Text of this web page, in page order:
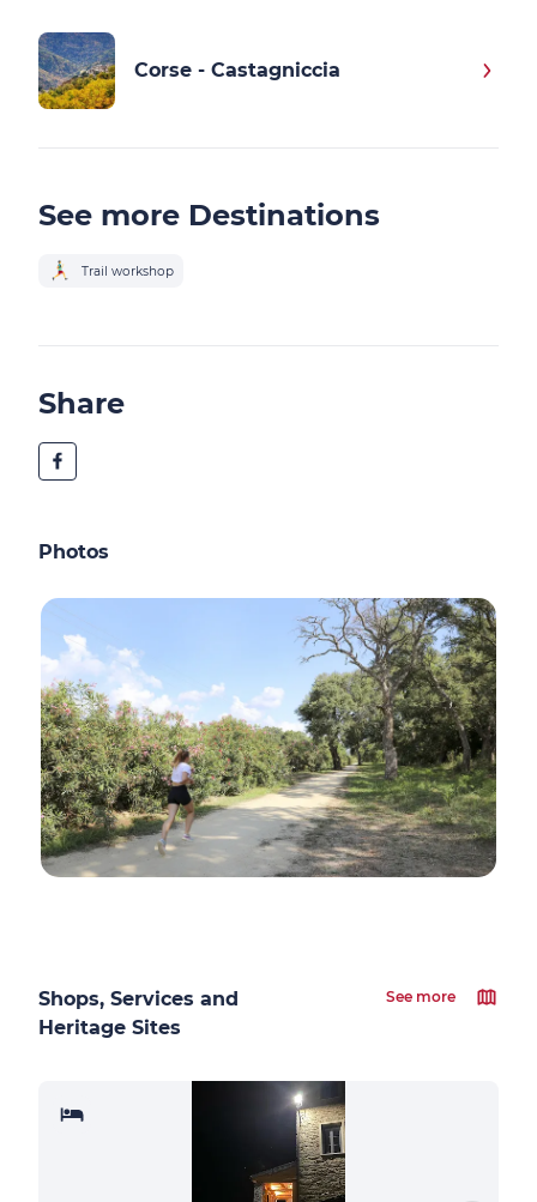
Corse - Castagniccia
See more Destinations
Trail workshop
Share
Photos
Shops, Services and
Heritage Sites
See more